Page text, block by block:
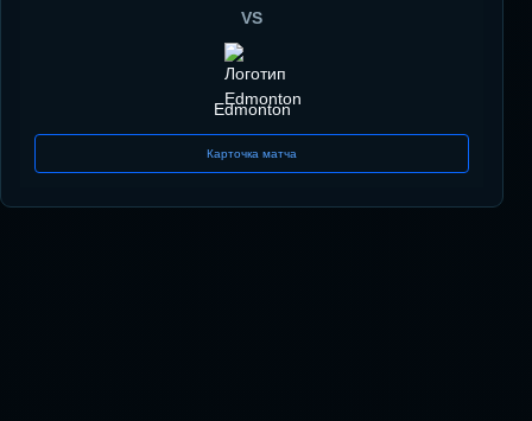
VS
Edmonton
Карточка матча